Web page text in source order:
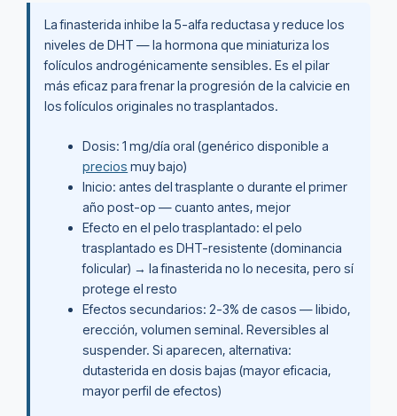
La finasterida inhibe la 5-alfa reductasa y reduce los
niveles de DHT — la hormona que miniaturiza los
folículos androgénicamente sensibles. Es el pilar
más eficaz para frenar la progresión de la calvicie en
los folículos originales no trasplantados.
Dosis: 1 mg/día oral (genérico disponible a
precios muy bajo)
Inicio: antes del trasplante o durante el primer
año post-op — cuanto antes, mejor
Efecto en el pelo trasplantado: el pelo
trasplantado es DHT-resistente (dominancia
folicular) → la finasterida no lo necesita, pero sí
protege el resto
Efectos secundarios: 2-3% de casos — libido,
erección, volumen seminal. Reversibles al
suspender. Si aparecen, alternativa:
dutasterida en dosis bajas (mayor eficacia,
mayor perfil de efectos)